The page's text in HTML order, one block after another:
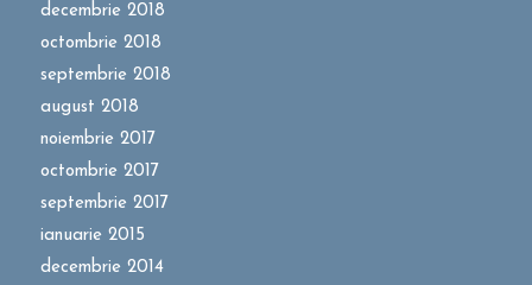
decembrie 2018
octombrie 2018
septembrie 2018
august 2018
noiembrie 2017
octombrie 2017
septembrie 2017
ianuarie 2015
decembrie 2014